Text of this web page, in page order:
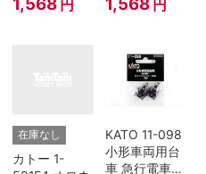
コンテナな
円
ナなし･2両セ
円
在庫なし
カトー 1-
KATO 11-098
小形車両用台
車 急行電車1